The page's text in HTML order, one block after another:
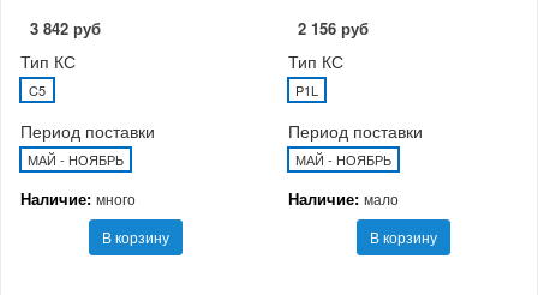
3 842 руб
Тип КС
C5
Период поставки
МАЙ - НОЯБРЬ
Наличие: много
В корзину
2 156 руб
Тип КС
P1L
Период поставки
МАЙ - НОЯБРЬ
Наличие: мало
В корзину